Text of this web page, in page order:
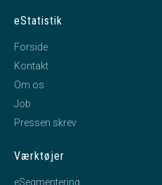
eStatistik
Forside
Kontakt
Om os
Job
Pressen skrev
Værktøjer
eSegmentering